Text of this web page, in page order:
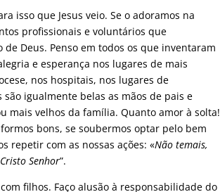
isso que Jesus veio. Se o adoramos na
profissionais e voluntários que
Deus. Penso em todos os que inventaram
e esperança nos lugares de mais
nos hospitais, nos lugares de
igualmente belas as mãos de pais e
mais velhos da família. Quanto amor à solta!
bons, se soubermos optar pelo bem
repetir com as nossas ações: «Não temais,
Senhor”.
filhos. Faço alusão à responsabilidade do